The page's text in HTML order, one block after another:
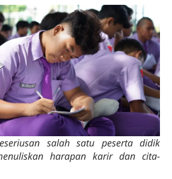
salah satu peserta didik
harapan karir dan cita-